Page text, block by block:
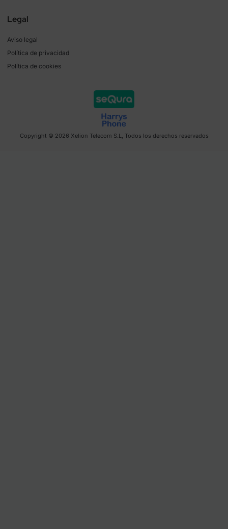
Legal
Aviso legal
Política de privacidad
Política de cookies
Copyright © 2026 Xelion Telecom S.L, Todos los derechos reservados